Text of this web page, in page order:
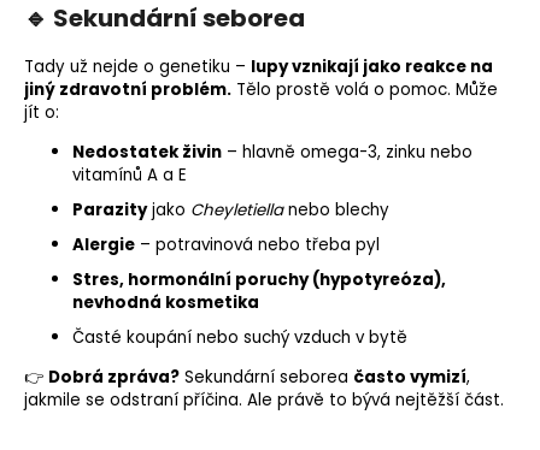
🔹 Sekundární seborea
Tady už nejde o genetiku – lupy vznikají jako reakce na
jiný zdravotní problém. Tělo prostě volá o pomoc. Může
jít o:
Nedostatek živin – hlavně omega-3, zinku nebo
vitamínů A a E
Parazityjako Cheyletiellanebo blechy
Alergie – potravinová nebo třeba pyl
Stres, hormonální poruchy (hypotyreóza),
nevhodná kosmetika
Časté koupání nebo suchý vzduch v bytě
👉 Dobrá zpráva? Sekundární seborea často vymizí,
jakmile se odstraní příčina. Ale právě to bývá nejtěžší část.